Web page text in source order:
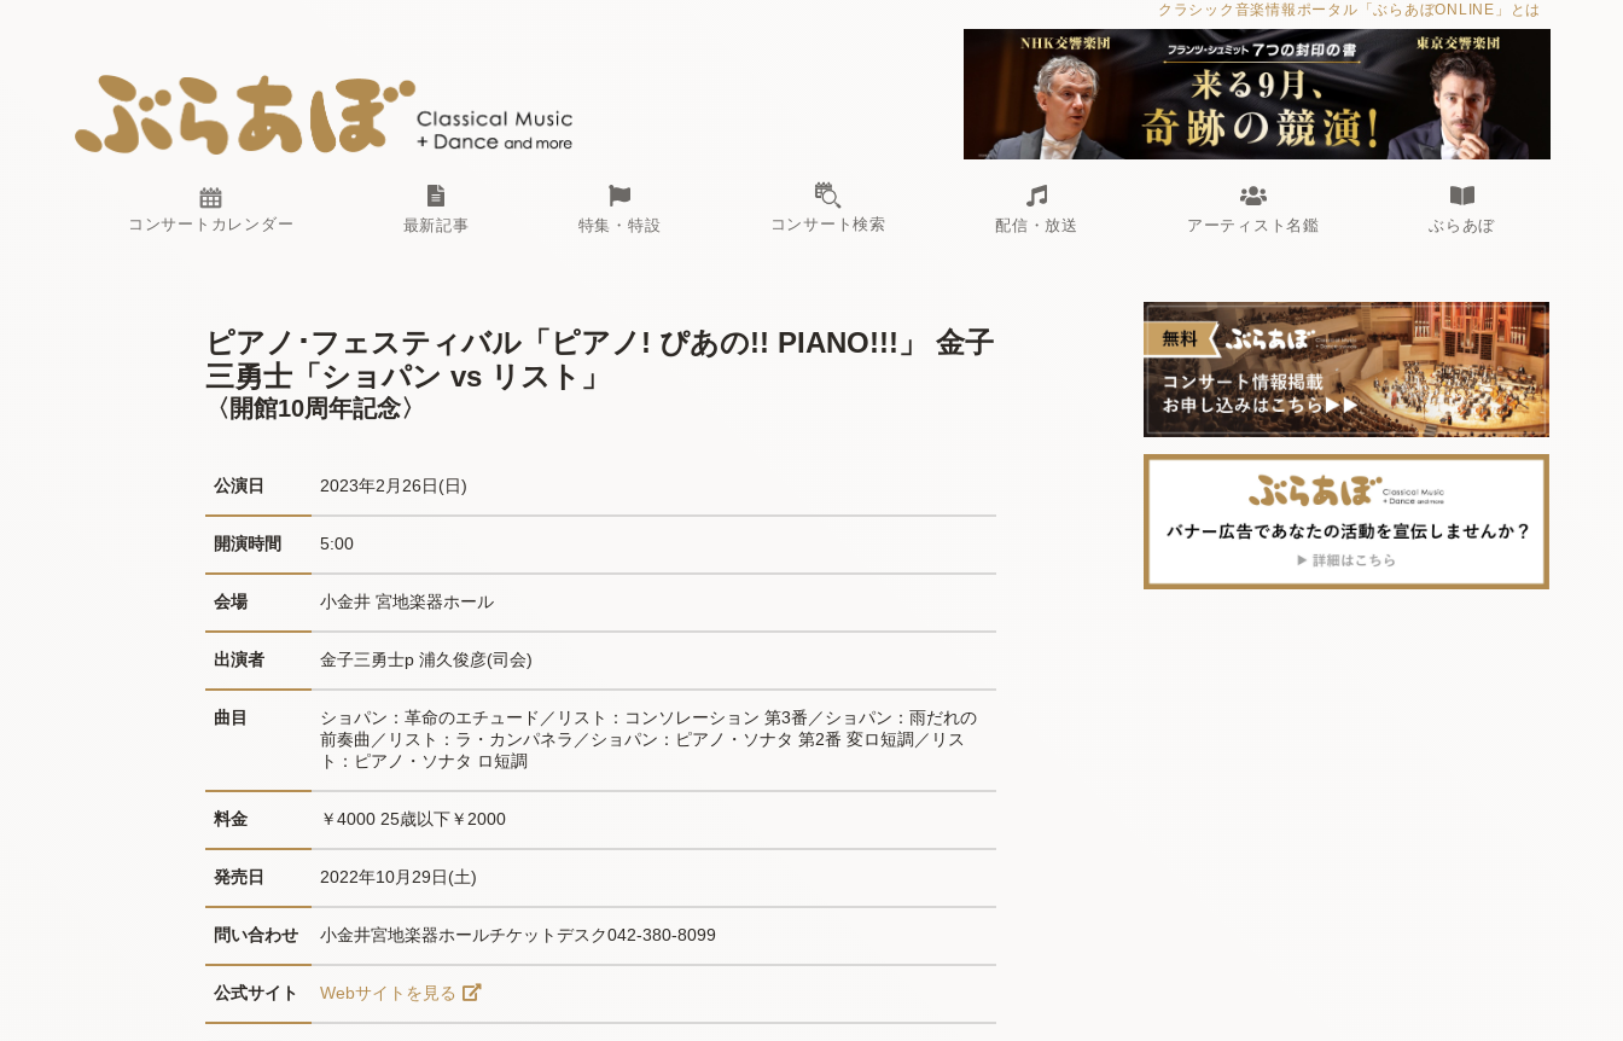
クラシック音楽情報ポータル「ぶらあぼONLINE」とは
コンサートカレンダー 最新記事 特集・特設 コンサート検索 配信・放送 アーティスト名鑑 ぶらあぼ
ピアノ･フェスティバル「ピアノ! ぴあの!! PIANO!!!」 金子
三勇士「ショパン vs リスト」
〈開館10周年記念〉
公演日 2023年2月26日(日)
開演時間 5:00
会場 小金井 宮地楽器ホール
出演者 金子三勇士p 浦久俊彦(司会)
曲目
ショパン：革命のエチュード／リスト：コンソレーション 第3番／ショパン：雨だれの
前奏曲／リスト：ラ・カンパネラ／ショパン：ピアノ・ソナタ 第2番 変ロ短調／リス
ト：ピアノ・ソナタ ロ短調
料金 ￥4000 25歳以下￥2000
発売日 2022年10月29日(土)
問い合わせ 小金井宮地楽器ホールチケットデスク042-380-8099
公式サイト Webサイトを見る